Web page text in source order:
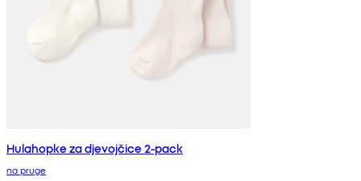
Hulahopke za djevojčice 2-pack
na pruge